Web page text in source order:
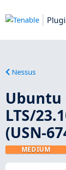
Nessus
Ubuntu
LTS/
(USN-
MEDIUM